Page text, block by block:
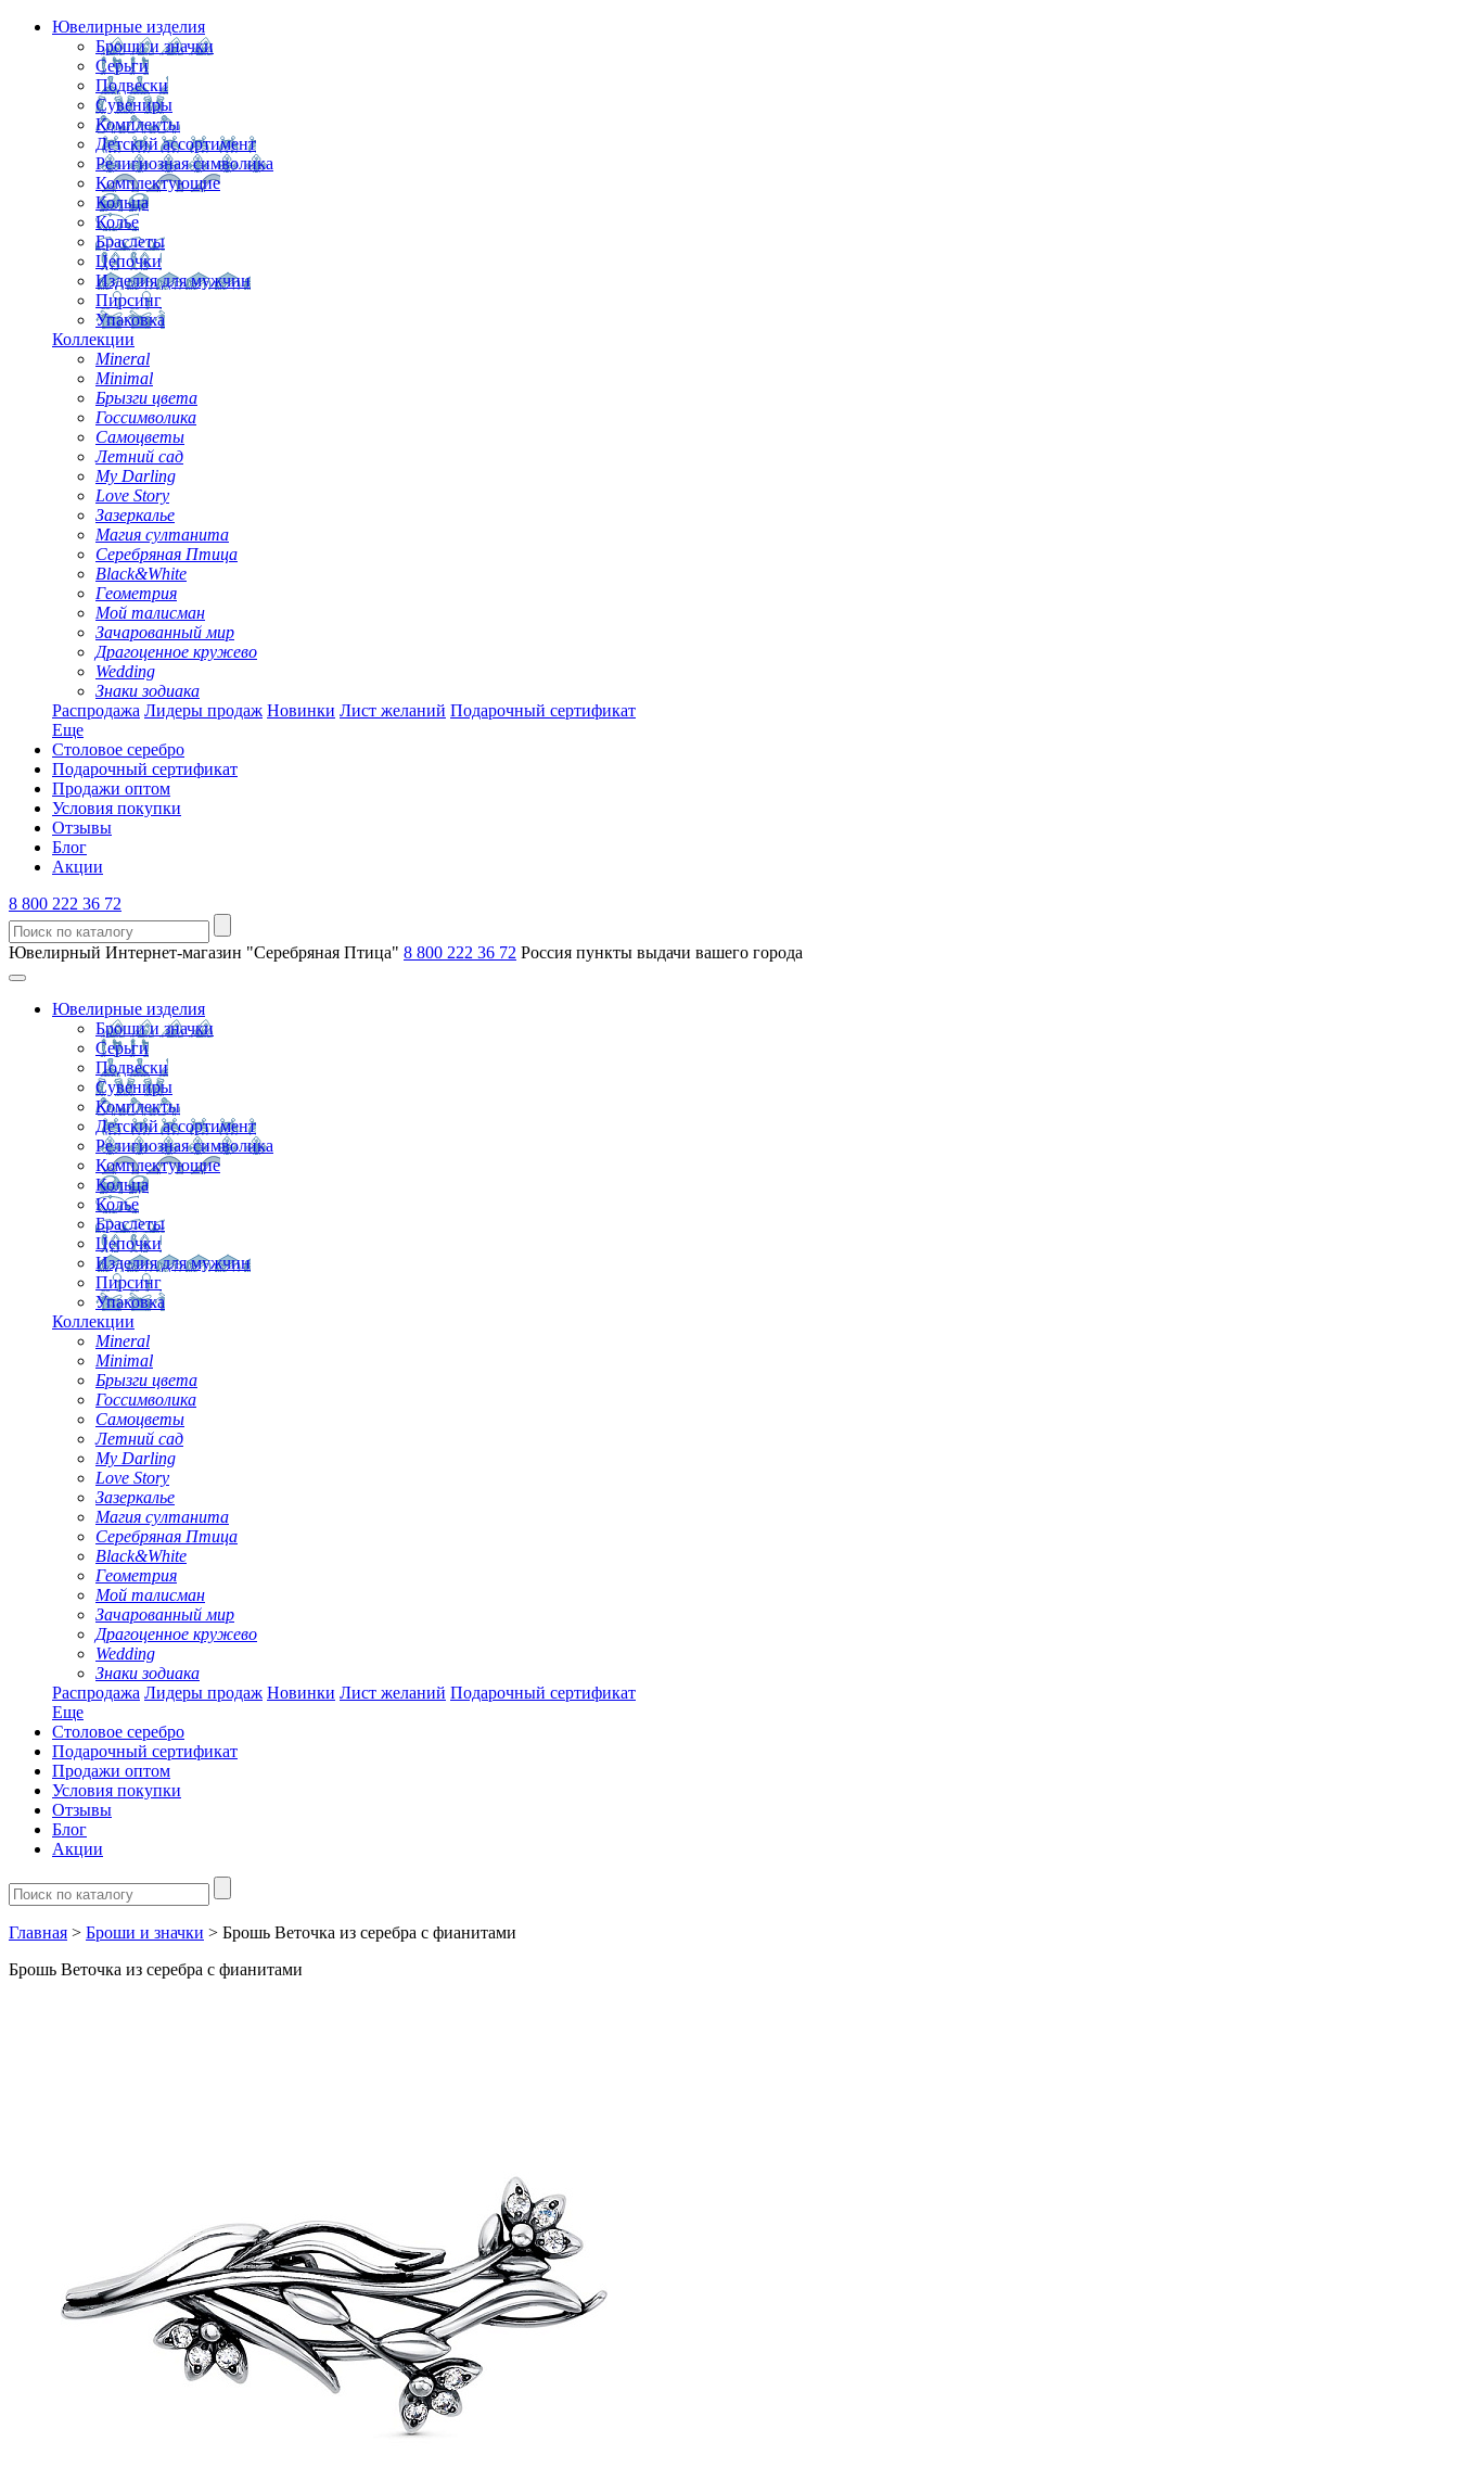
Ювелирные изделия
Броши и значки
Серьги
Подвески
Сувениры
Комплекты
Детский ассортимент
Религиозная символика
Комплектующие
Кольца
Колье
Браслеты
Цепочки
Изделия для мужчин
Пирсинг
Упаковка
Коллекции
Mineral
Minimal
Брызги цвета
Госсимволика
Самоцветы
Летний сад
My Darling
Love Story
Зазеркалье
Магия султанита
Серебряная Птица
Black&White
Геометрия
Мой талисман
Зачарованный мир
Драгоценное кружево
Wedding
Знаки зодиака
Распродажа Лидеры продаж Новинки Лист желаний Подарочный сертификат
Еще
Столовое серебро
Подарочный сертификат
Продажи оптом
Условия покупки
Отзывы
Блог
Акции
8 800 222 36 72
Ювелирный Интернет-магазин "Серебряная Птица" 8 800 222 36 72 Россия пункты выдачи вашего города
Ювелирные изделия
Броши и значки
Серьги
Подвески
Сувениры
Комплекты
Детский ассортимент
Религиозная символика
Комплектующие
Кольца
Колье
Браслеты
Цепочки
Изделия для мужчин
Пирсинг
Упаковка
Коллекции
Mineral
Minimal
Брызги цвета
Госсимволика
Самоцветы
Летний сад
My Darling
Love Story
Зазеркалье
Магия султанита
Серебряная Птица
Black&White
Геометрия
Мой талисман
Зачарованный мир
Драгоценное кружево
Wedding
Знаки зодиака
Распродажа Лидеры продаж Новинки Лист желаний Подарочный сертификат
Еще
Столовое серебро
Подарочный сертификат
Продажи оптом
Условия покупки
Отзывы
Блог
Акции
Главная > Броши и значки > Брошь Веточка из серебра с фианитами
Брошь Веточка из серебра с фианитами